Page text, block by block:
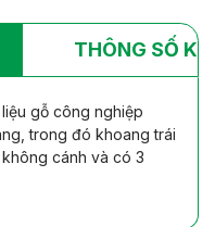
THÔNG SỐ
liệu gỗ công nghiệp
trong đó khoang trái
cánh và có 3